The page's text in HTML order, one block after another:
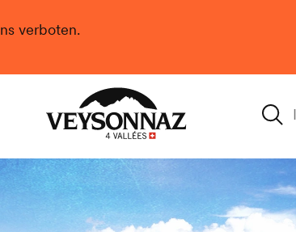
verboten.
Veysonnaz